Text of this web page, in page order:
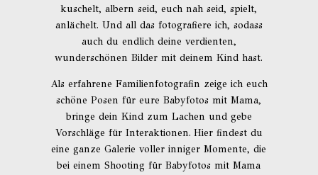
kuschelt, albern seid, euch nah seid, spielt,
anlächelt. Und all das fotografiere ich, sodass
auch du endlich deine verdienten,
wunderschönen Bilder mit deinem Kind hast.
Als erfahrene Familienfotografin zeige ich euch
schöne Posen für eure Babyfotos mit Mama,
bringe dein Kind zum Lachen und gebe
Vorschläge für Interaktionen. Hier findest du
eine ganze Galerie voller inniger Momente, die
bei einem Shooting für Babyfotos mit Mama